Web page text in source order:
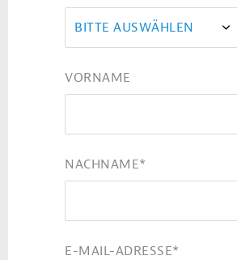
BITTE AUSWÄHLEN
VORNAME
NACHNAME*
E-MAIL-ADRESSE*